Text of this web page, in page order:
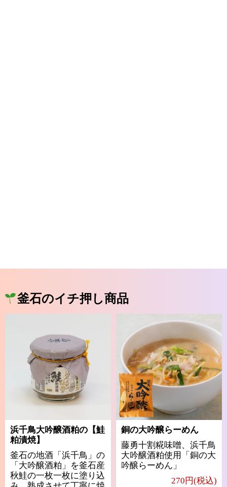
釜石のイチ押し商品
浜千鳥大吟醸酒粕の【鮭
粕漬焼】
釜石の地酒「浜千鳥」の
「大吟醸酒粕」を釜石産
秋鮭の一枚一枚に塗り込
銅の大吟醸らーめん
藤勇十割糀味噌、浜千鳥
大吟醸酒粕使用「銅の大
吟醸らーめん」
270円(税込)